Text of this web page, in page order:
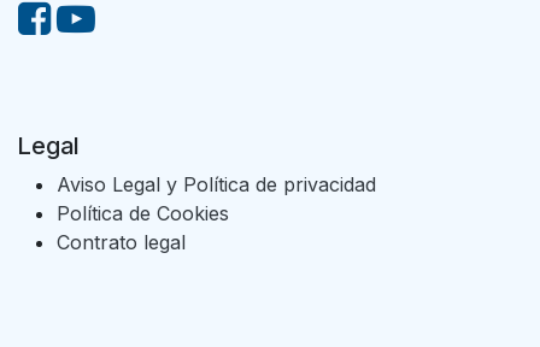
Legal
Aviso Legal y Política de privacidad
Política de Cookies
Contrato legal